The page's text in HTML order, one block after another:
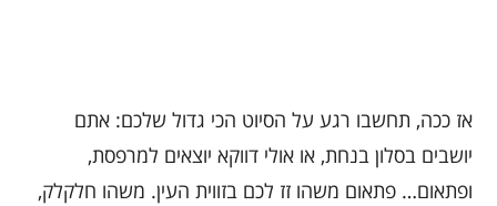
אז ככה, תחשבו רגע על הסיוט הכי גדול שלכם: אתם
יושבים בסלון בנחת, או אולי דווקא יוצאים למרפסת,
ופתאום… פתאום משהו זז לכם בזווית העין. משהו חלקלק,